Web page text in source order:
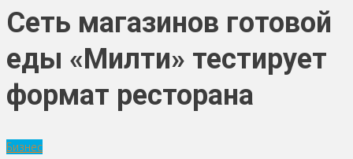
Сеть магазинов готовой
еды «Милти» тестирует
формат ресторана
Бизнес